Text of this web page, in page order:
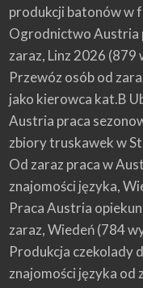
produkcji batonów w
Ogrodnictwo Austria
zaraz, Linz 2026 (879
Przewóz osób od
jako kierowca kat.B
Austria praca
zbiory truskawek w
Od zaraz praca w
znajomości języka,
Praca Austria
zaraz, Wiedeń(784
Produkcja czekolady
znajomości języka od